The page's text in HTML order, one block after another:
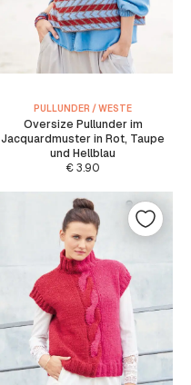
PULLUNDER / WESTE
Oversize Pullunder im
Jacquardmuster in Rot, Taupe
und Hellblau
€3.90